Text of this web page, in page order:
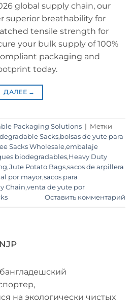
global supply chain, our
superior breathability for
tensile strength for
your bulk supply of 100%
packaging and
today.
ДАЛЕЕ →
Packaging Solutions | Метки
Sacks,bolsas de yute para
Sacks Wholesale,embalaje
biodegradables,Heavy Duty
,Jute Potato Bags,sacos de arpillera
por mayor,sacos para
Chain,venta de yute por
Оставить комментарий
на экологически чистых